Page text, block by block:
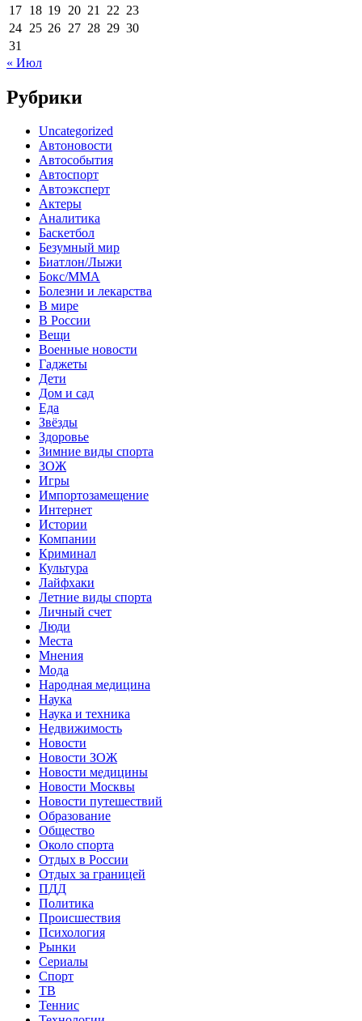
17 18 19 20 21 22 23
24 25 26 27 28 29 30
31
« Июл
Рубрики
Uncategorized
Автоновости
Автособытия
Автоспорт
Автоэксперт
Актеры
Аналитика
Баскетбол
Безумный мир
Биатлон/Лыжи
Бокс/MMA
Болезни и лекарства
В мире
В России
Вещи
Военные новости
Гаджеты
Дети
Дом и сад
Еда
Звёзды
Здоровье
Зимние виды спорта
ЗОЖ
Игры
Импортозамещение
Интернет
Истории
Компании
Криминал
Культура
Лайфхаки
Летние виды спорта
Личный счет
Люди
Места
Мнения
Мода
Народная медицина
Наука
Наука и техника
Недвижимость
Новости
Новости ЗОЖ
Новости медицины
Новости Москвы
Новости путешествий
Образование
Общество
Около спорта
Отдых в России
Отдых за границей
ПДД
Политика
Происшествия
Психология
Рынки
Сериалы
Спорт
ТВ
Теннис